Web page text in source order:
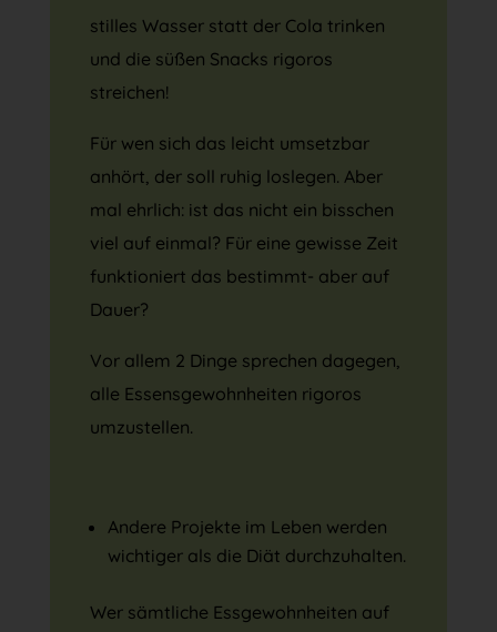
stilles Wasser statt der Cola trinken
und die süßen Snacks rigoros
streichen!
Für wen sich das leicht umsetzbar
anhört, der soll ruhig loslegen. Aber
mal ehrlich: ist das nicht ein bisschen
viel auf einmal? Für eine gewisse Zeit
funktioniert das bestimmt- aber auf
Dauer?
Vor allem 2 Dinge sprechen dagegen,
alle Essensgewohnheiten rigoros
umzustellen.
Andere Projekte im Leben werden
wichtiger als die Diät durchzuhalten.
Wer sämtliche Essgewohnheiten auf